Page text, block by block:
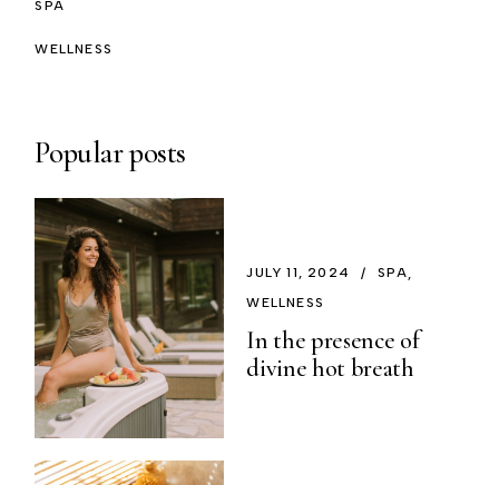
SPA
WELLNESS
Popular posts
JULY 11, 2024
SPA
WELLNESS
In the presence of
divine hot breath